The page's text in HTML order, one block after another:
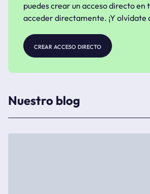
puedes crear un acceso directo en
acceder directamente. ¡Y olvídate
crear acceso directo
Nuestro blog